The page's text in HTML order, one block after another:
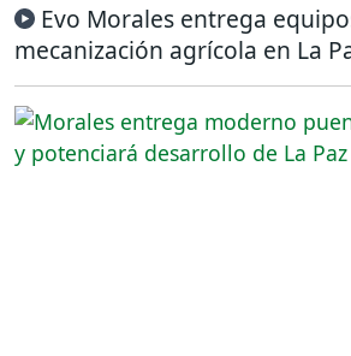
Evo Morales entrega
mecanización agrícola en La